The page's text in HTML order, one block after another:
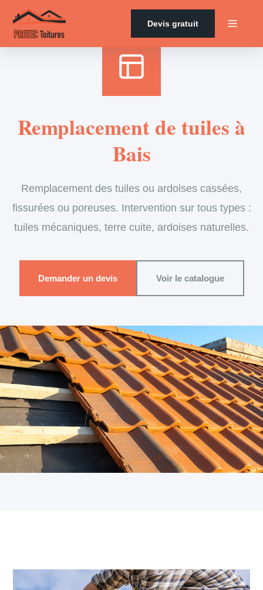
Devis gratuit
Remplacement de tuiles à
Bais
Remplacement des tuiles ou ardoises cassées,
fissurées ou poreuses. Intervention sur tous types :
tuiles mécaniques, terre cuite, ardoises naturelles.
Demander un devis Voir le catalogue